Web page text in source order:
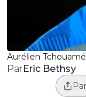
Aurélien
ParEric Bethsy